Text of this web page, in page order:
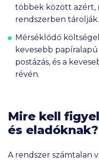
többek között azért,
rendszerben tárolják.
Mérséklődő
kevesebb
postázás, és a
révén.
Mire kell
és eladóknak?
A rendszer számtalan